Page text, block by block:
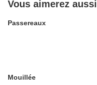
Vous aimerez aussi
Passereaux
Mouillée